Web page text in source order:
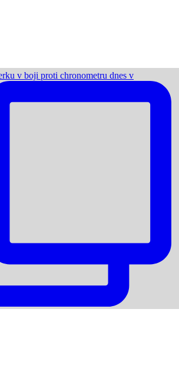
v boji proti chronometru dnes v